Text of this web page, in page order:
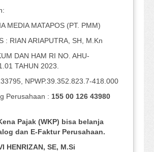
MEDIA MATAPOS (PT. PMM)
: RIAN ARIAPUTRA, SH, M.Kn
DAN HAM RI NO. AHU-
TAHUN 2023.
NPWP.39.352.823.7-418.000
Perusahaan : 155 00 126 43980
Pajak (WKP) bisa belanja
dan E-Faktur Perusahaan.
HENRIZAN, SE, M.Si